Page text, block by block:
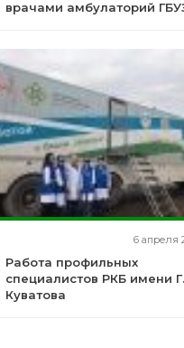
врачами амбулаторий
6 апреля
Работа профильных
специалистов РКБ имени
Куватова